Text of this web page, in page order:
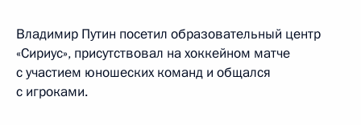
Владимир Путин посетил образовательный центр
«Сириус», присутствовал на хоккейном матче
с участием юношеских команд и общался
с игроками.